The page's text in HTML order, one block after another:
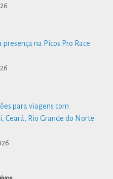
presença na Picos Pro Race
para viagens com
Ceará, Rio Grande do Norte